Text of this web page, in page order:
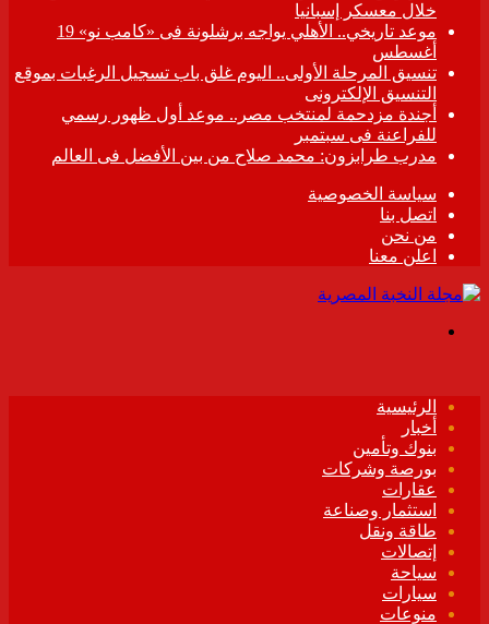
خلال معسكر إسبانيا
موعد تاريخي.. الأهلي يواجه برشلونة فى «كامب نو» 19
أغسطس
تنسيق المرحلة الأولى.. اليوم غلق باب تسجيل الرغبات بموقع
التنسيق الإلكترونى
أجندة مزدحمة لمنتخب مصر.. موعد أول ظهور رسمي
للفراعنة فى سبتمبر
مدرب طرابزون: محمد صلاح من بين الأفضل فى العالم
سياسة الخصوصية
اتصل بنا
من نحن
اعلن معنا
الرئيسية
أخبار
بنوك وتأمين
بورصة وشركات
عقارات
استثمار وصناعة
طاقة ونقل
إتصالات
سياحة
سيارات
منوعات